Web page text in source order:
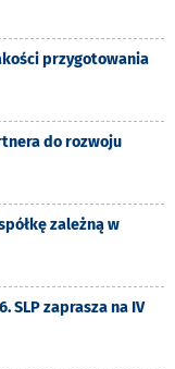
przygotowania
do rozwoju
zależną w
SLP zaprasza na IV